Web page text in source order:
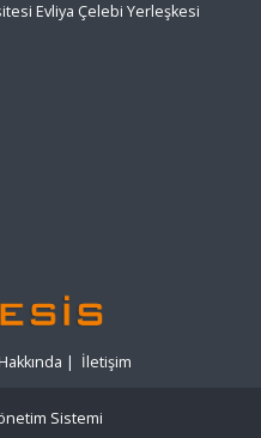
Evliya Çelebi Yerleşkesi
| İletişim
Sistemi